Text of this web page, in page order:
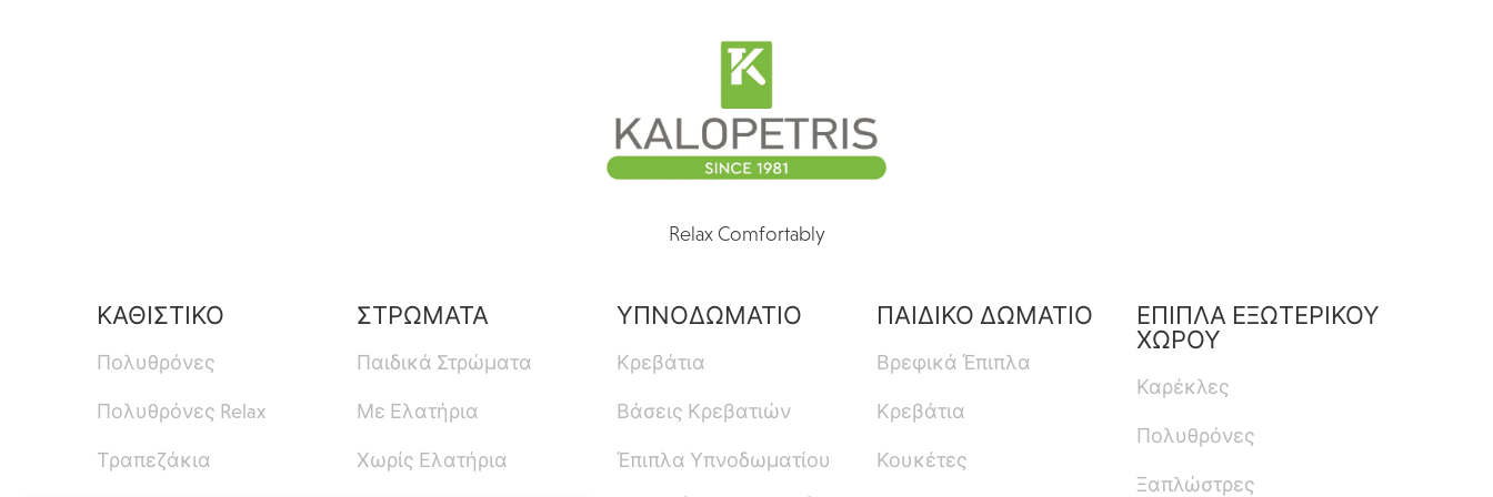
Relax Comfortably
ΚΑΘΙΣΤΙΚΟ
Πολυθρόνες
Πολυθρόνες Relax
Τραπεζάκια
ΣΤΡΩΜΑΤΑ
Παιδικά Στρώματα
Με Ελατήρια
Χωρίς Ελατήρια
ΥΠΝΟΔΩΜΑΤΙΟ
Κρεβάτια
Βάσεις Κρεβατιών
Έπιπλα Υπνοδωματίου
ΠΑΙΔΙΚΟ ΔΩΜΑΤΙΟ
Βρεφικά Έπιπλα
Κρεβάτια
Κουκέτες
ΕΠΙΠΛΑ ΕΞΩΤΕΡΙΚΟΥ
ΧΩΡΟΥ
Καρέκλες
Πολυθρόνες
Ξαπλώστρες